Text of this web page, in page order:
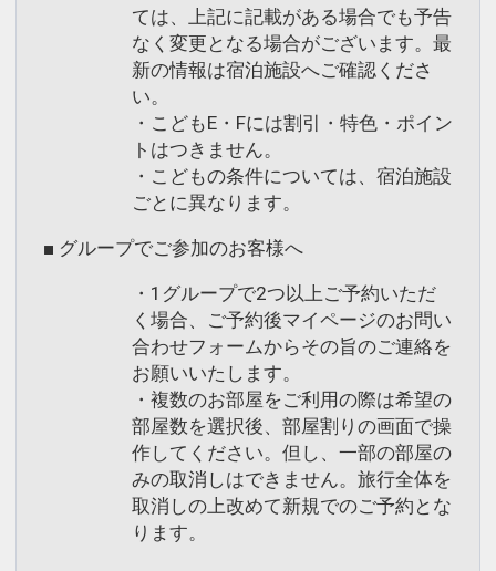
ては、上記に記載がある場合でも予告
なく変更となる場合がございます。最
新の情報は宿泊施設へご確認くださ
い。
・こどもE・Fには割引・特色・ポイン
トはつきません。
・こどもの条件については、宿泊施設
ごとに異なります。
■ グループでご参加のお客様へ
・1グループで2つ以上ご予約いただ
く場合、ご予約後マイページのお問い
合わせフォームからその旨のご連絡を
お願いいたします。
・複数のお部屋をご利用の際は希望の
部屋数を選択後、部屋割りの画面で操
作してください。但し、一部の部屋の
みの取消しはできません。旅行全体を
取消しの上改めて新規でのご予約とな
ります。